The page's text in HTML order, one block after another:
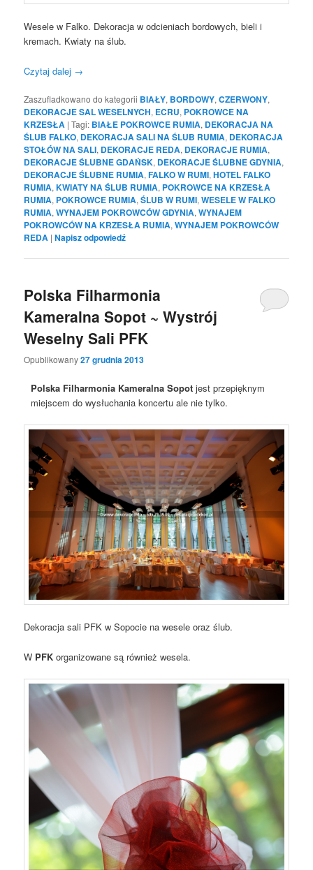
Wesele w Falko. Dekoracja w odcieniach bordowych, bieli i
kremach. Kwiaty na ślub.
Czytaj dalej →
Zaszufladkowano do kategorii BIAŁY, BORDOWY,CZERWONY,
DEKORACJE SAL WESELNYCH, ECRU, POKROWCE NA
KRZESŁA |Tagi: BIAŁE POKROWCE RUMIA, DEKORACJA NA
ŚLUB FALKO, DEKORACJA SALI NA ŚLUB RUMIA, DEKORACJA
STOŁÓW NA SALI, DEKORACJE REDA, DEKORACJE RUMIA,
DEKORACJE ŚLUBNE GDAŃSK, DEKORACJE ŚLUBNE GDYNIA,
DEKORACJE ŚLUBNE RUMIA,FALKO W RUMI,HOTEL FALKO
RUMIA,KWIATY NA ŚLUB RUMIA, POKROWCE NA KRZESŁA
RUMIA, POKROWCE RUMIA,ŚLUB W RUMI,WESELE W FALKO
RUMIA,WYNAJEM POKROWCÓW GDYNIA,WYNAJEM
POKROWCÓW NA KRZESŁA RUMIA,WYNAJEM POKROWCÓW
REDA |Napisz odpowiedź
Polska Filharmonia
Kameralna Sopot ~ Wystrój
Weselny Sali PFK
Opublikowany27 grudnia 2013
Polska Filharmonia Kameralna Sopot jest przepięknym
miejscem do wysłuchania koncertu ale nie tylko.
Dekoracja sali PFK w Sopocie na wesele oraz ślub.
W PFKorganizowane są również wesela.